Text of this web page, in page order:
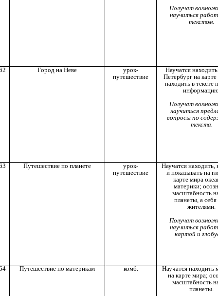
Получат
научиться
текстом.
Город на Неве
урок-
путешествие
Научатся
Петербург на
находить в
Получат
научиться
вопросы по
текста.
Путешествие по планете
урок-
путешествие
Научатся находить,
и показывать на
карте мира
материки;
масштабность
планеты, а себя
жителями.
Получат
научиться
картой и
Путешествие по материкам комб.
Научатся находить
на карте мира;
масштабность
планеты.